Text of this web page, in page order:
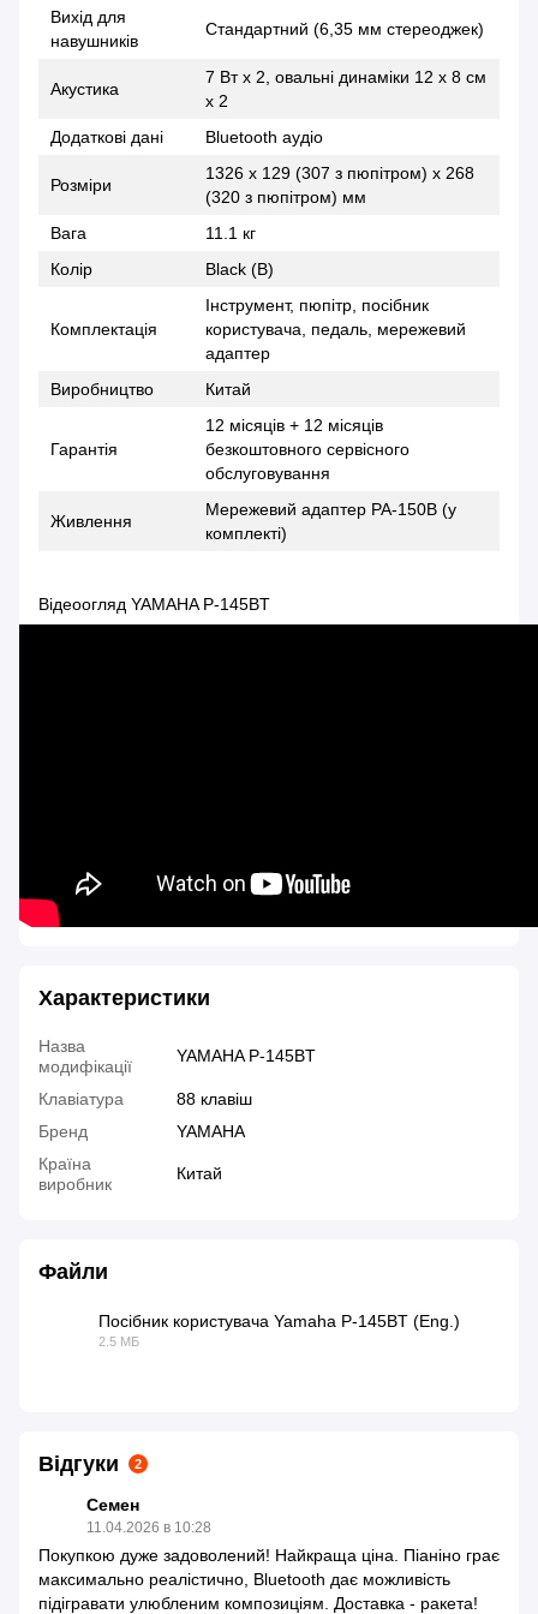
Вихід для
навушників
Стандартний (6,35 мм стереоджек)
Акустика
7 Вт x 2, овальні динаміки 12 х 8 см
x 2
Додаткові дані
Bluetooth аудіо
Розміри
1326 x 129 (307 з пюпітром) x 268
(320 з пюпітром) мм
Вага
11.1 кг
Колір
Black (B)
Комплектація
Інструмент, пюпітр, посібник
користувача, педаль, мережевий
адаптер
Виробництво
Китай
Гарантія
12 місяців + 12 місяців
безкоштовного сервісного
обслуговування
Живлення
Мережевий адаптер PA-150B (у
комплекті)
Відеоогляд YAMAHA P-145BT
Характеристики
Назва
модифікації
YAMAHA P-145BT
Клавіатура
88 клавіш
Бренд
YAMAHA
Країна
виробник
Китай
Файли
Посібник користувача Yamaha P-145BT (Eng.)
2.5 МБ
Відгуки 2
Семен
11.04.2026 в 10:28
Покупкою дуже задоволений! Найкраща ціна. Піаніно грає
максимально реалістично, Bluetooth дає можливість
підігравати улюбленим композиціям. Доставка - ракета!